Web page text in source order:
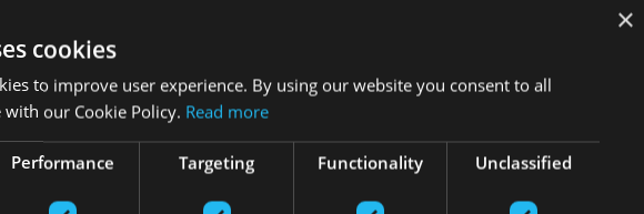
-10%
×
cookies
to improve user experience. By using our website you consent to all
with our Cookie Policy. Read more
Performance Targeting Functionality Unclassified